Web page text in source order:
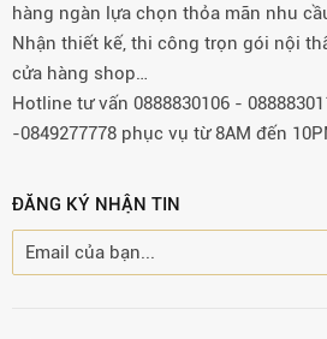
hàng ngàn lựa chọn thỏa mãn nhu
Nhận thiết kế, thi công trọn gói nội
cửa hàng shop…
Hotline tư vấn 0888830106 -
-0849277778 phục vụ từ 8AM đến
ĐĂNG KÝ NHẬN TIN